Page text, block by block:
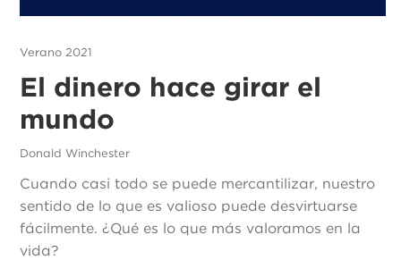
Verano 2021
El dinero hace girar el
mundo
Donald Winchester
Cuando casi todo se puede mercantilizar, nuestro
sentido de lo que es valioso puede desvirtuarse
fácilmente. ¿Qué es lo que más valoramos en la
vida?